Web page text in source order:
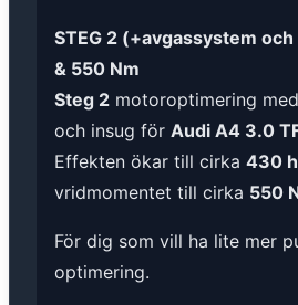
STEG 2 (+avgassystem
& 550 Nm
Steg 2 motoroptimering
och insug för Audi A4 3.0
Effekten ökar till cirka 430
vridmomentet till cirka 550
För dig som vill ha lite mer
optimering.